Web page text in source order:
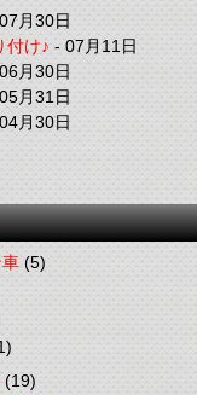
07月30日
付け♪-07月11日
06月30日
05月31日
04月30日
(5)
(19)